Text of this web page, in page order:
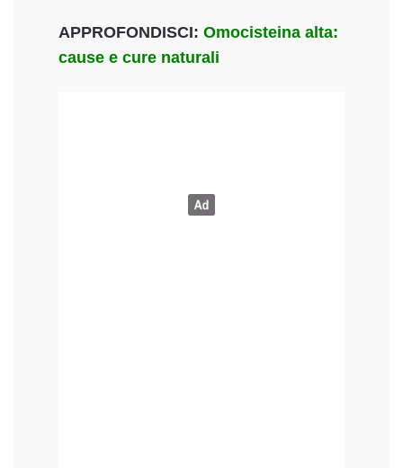
APPROFONDISCI: Omocisteina alta:
cause e cure naturali